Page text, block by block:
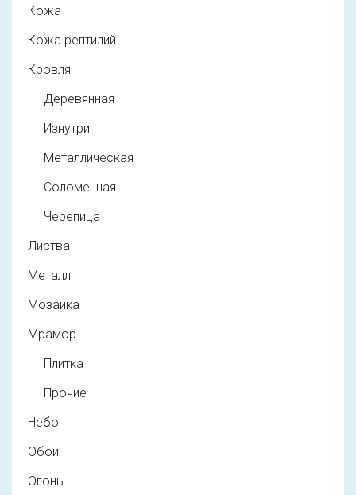
Кожа
Кожа рептилий
Кровля
Деревянная
Изнутри
Металлическая
Соломенная
Черепица
Листва
Металл
Мозаика
Мрамор
Плитка
Прочие
Небо
Обои
Огонь